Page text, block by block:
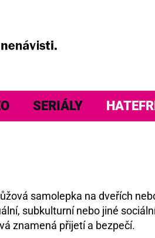
SERIÁLY
samolepka na dveřích
subkulturní nebo jiné
znamená přijetí a bezpečí.